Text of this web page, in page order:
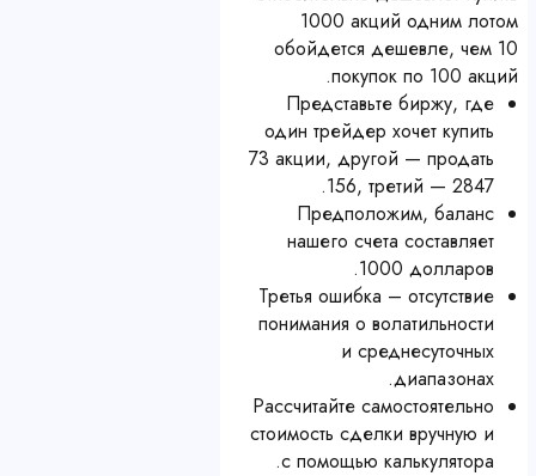
1000 акций одним лотом
обойдется дешевле, чем 10
покупок по 100 акций.
Представьте биржу, где
один трейдер хочет купить
73 акции, другой — продать
156, третий — 2847.
Предположим, баланс
нашего счета составляет
1000 долларов.
Третья ошибка – отсутствие
понимания о волатильности
и среднесуточных
диапазонах.
Рассчитайте самостоятельно
стоимость сделки вручную и
с помощью калькулятора.